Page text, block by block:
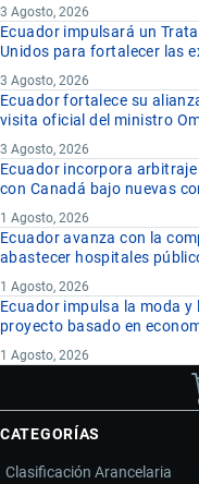
3 Agosto, 2026
Ecuador impulsará un
Unidos para fortalecer las
3 Agosto, 2026
Ecuador fortalece su
visita oficial del ministro
3 Agosto, 2026
Ecuador incorpora
con Canadá bajo nuevas
1 Agosto, 2026
Ecuador avanza con la
abastecer hospitales
1 Agosto, 2026
Ecuador impulsa la moda
proyecto basado en
1 Agosto, 2026
CATEGORÍAS
Clasificación Arancelaria